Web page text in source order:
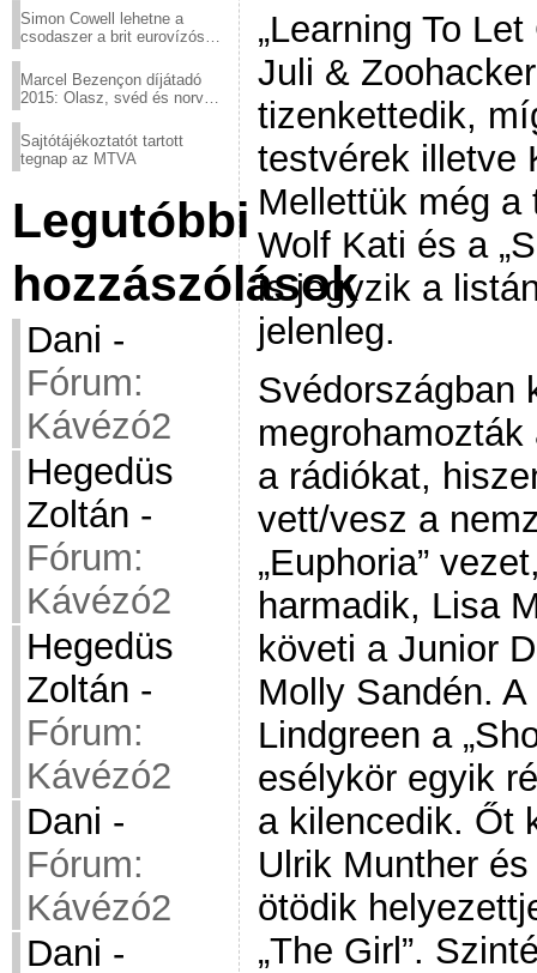
Simon Cowell lehetne a
csodaszer a brit eurovízós
Marcel Bezençon díjátadó
2015: Olasz, svéd és norvég
Sajtótájékoztatót tartott
tegnap az MTVA
Legutóbbi
hozzászólások
Dani -
Fórum:
Kávézó2
Hegedüs
Zoltán -
Fórum:
Kávézó2
Hegedüs
Zoltán -
Fórum:
Kávézó2
Dani -
Fórum:
Kávézó2
Dani -
„Learning To
Juli &
tizenkettedik,
testvérek illetve
Mellettük még
Wolf Kati és a
is jegyzik a
jelenleg.
Svédországban
a rádiókat,
vett/vesz a
„Euphoria”
harmadik, Lisa
követi a Junior
Molly Sandén.
Lindgreen a
esélykör egyik
a kilencedik. Őt
Ulrik Munther
ötödik
„The Girl”.